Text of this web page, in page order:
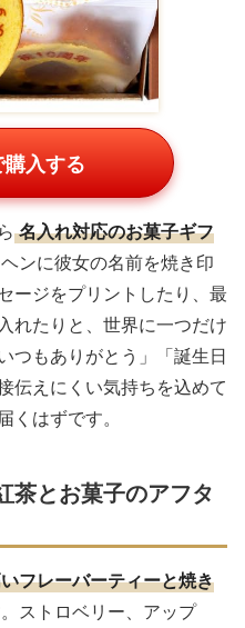
入する
名入れ対応のお菓子ギフ
ンに彼女の名前を焼き印
ージをプリントしたり、最
れたりと、世界に一つだけ
つもありがとう」「誕生日
伝えにくい気持ちを込めて
はずです。
茶とお菓子のアフタ
フレーバーティーと焼き
ストロベリー、アップ